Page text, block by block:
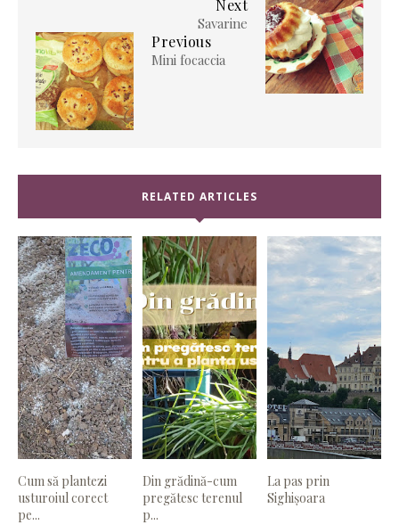
Next
Savarine
Previous
Mini focaccia
RELATED ARTICLES
Cum să plantezi
usturoiul corect
pe...
Din grădină-cum
pregătesc terenul
p...
La pas prin
Sighișoara